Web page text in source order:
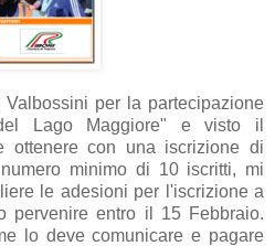
per la partecipazione
Lago Maggiore" e visto il
ottenere con una iscrizione di
minimo di 10 iscritti, mi
le adesioni per l'iscrizione a
pervenire entro il 15 Febbraio.
lo deve comunicare e pagare